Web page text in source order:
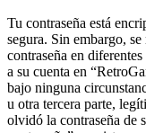
Tu contraseña está
segura. Sin embargo,
contraseña en
a su cuenta en
bajo ninguna
u otra tercera parte,
olvidó la contraseña de